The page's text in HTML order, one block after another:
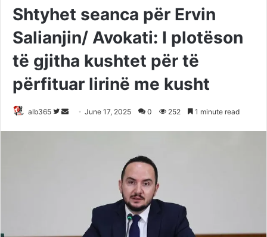
Shtyhet seanca për Ervin
Salianjin/ Avokati: I plotëson
të gjitha kushtet për të
përfituar lirinë me kusht
alb365
Follow
Send June 17, 2025 0 252 1 minute read